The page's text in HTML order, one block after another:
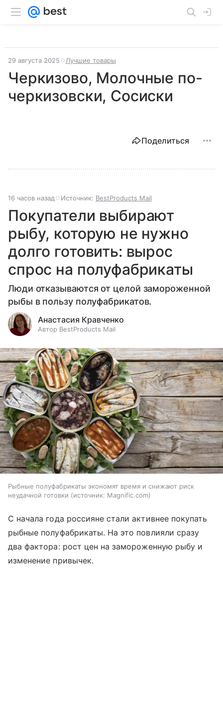
29 августа 2025 Лучшие товары
Черкизово, Молочные по-
черкизовски, Сосиски
Поделиться
16 часов назад Источник: BestProducts Mail
Покупатели выбирают
рыбу, которую не нужно
долго готовить: вырос
спрос на полуфабрикаты
Люди отказываются от целой замороженной
рыбы в пользу полуфабрикатов.
Анастасия Кравченко
Автор BestProducts Mail
Рыбные полуфабрикаты экономят время и снижают риск
неудачной готовки
источник: Magnific.com
С начала года россияне стали активнее покупать
рыбные полуфабрикаты. На это повлияли сразу
два фактора: рост цен на замороженную рыбу и
изменение привычек.